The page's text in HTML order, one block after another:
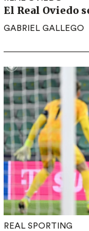
El Real Oviedo
GABRIEL GALLEGO
REAL SPORTING